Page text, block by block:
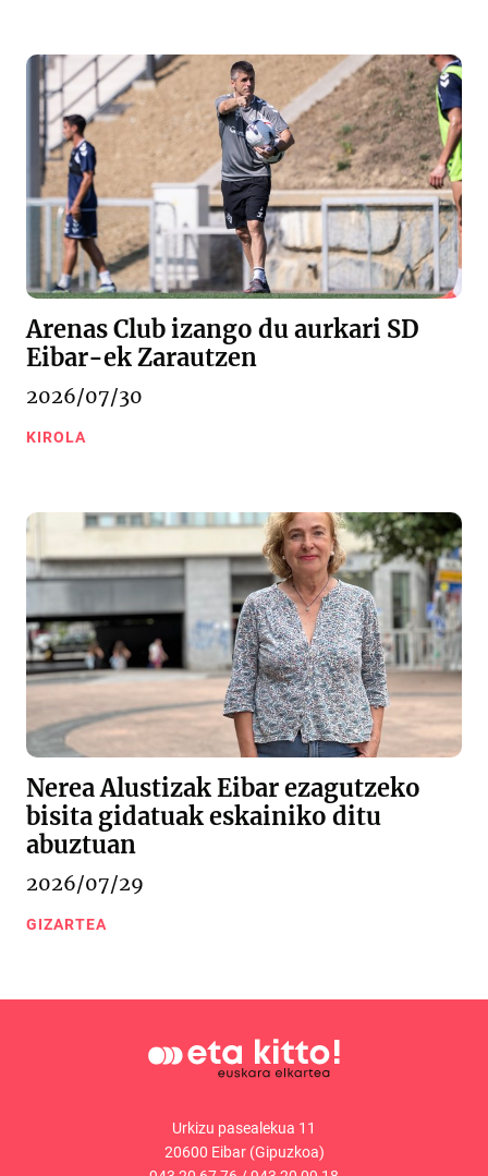
Arenas Club izango du aurkari SD
Eibar-ek Zarautzen
2026/07/30
KIROLA
Nerea Alustizak Eibar ezagutzeko
bisita gidatuak eskainiko ditu
abuztuan
2026/07/29
GIZARTEA
Urkizu pasealekua 11
20600 Eibar (Gipuzkoa)